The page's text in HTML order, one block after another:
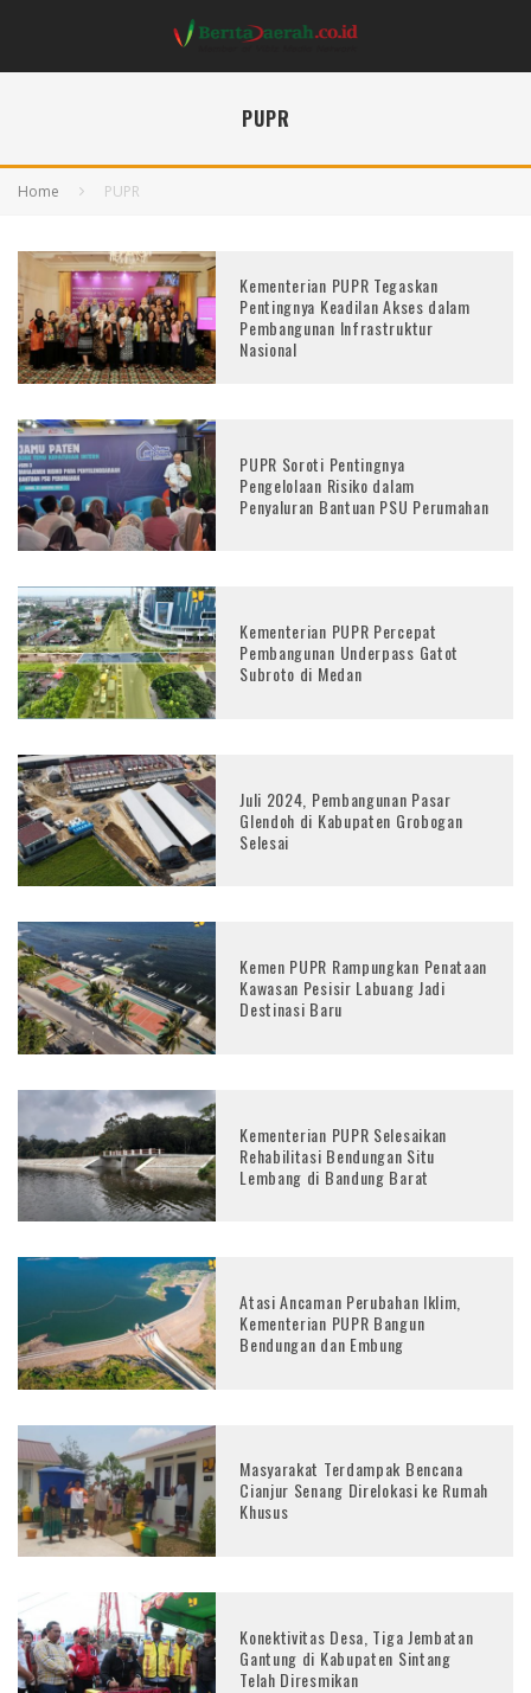
PUPR
Home PUPR
Kementerian PUPR Tegaskan
Pentingnya Keadilan Akses dalam
Pembangunan Infrastruktur
Nasional
PUPR Soroti Pentingnya
Pengelolaan Risiko dalam
Penyaluran Bantuan PSU Perumahan
Kementerian PUPR Percepat
Pembangunan Underpass Gatot
Subroto di Medan
Juli 2024, Pembangunan Pasar
Glendoh di Kabupaten Grobogan
Selesai
Kemen PUPR Rampungkan Penataan
Kawasan Pesisir Labuang Jadi
Destinasi Baru
Kementerian PUPR Selesaikan
Rehabilitasi Bendungan Situ
Lembang di Bandung Barat
Atasi Ancaman Perubahan Iklim,
Kementerian PUPR Bangun
Bendungan dan Embung
Masyarakat Terdampak Bencana
Cianjur Senang Direlokasi ke Rumah
Khusus
Konektivitas Desa, Tiga Jembatan
Gantung di Kabupaten Sintang
Telah Diresmikan